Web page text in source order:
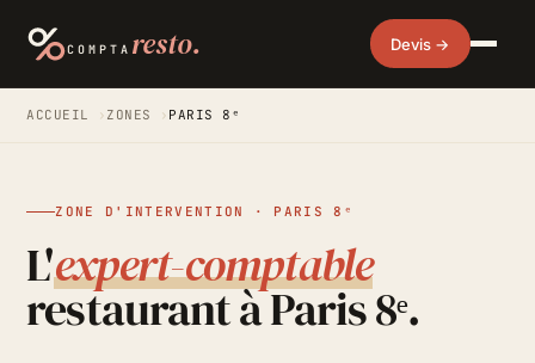
COMPTA resto. Devis →
ACCUEIL › ZONES › PARIS 8ᵉ
ZONE D'INTERVENTION · PARIS 8ᵉ
L'expert-comptable
restaurant à Paris 8ᵉ.